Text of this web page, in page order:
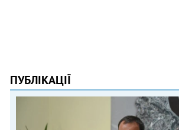
ПУБЛІКАЦІЇ